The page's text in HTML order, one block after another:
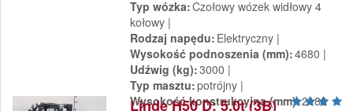
Typ wózka Czołowy wózek widłowy 4
kołowy
Rodzaj napędu Elektryczny
Wysokość podnoszenia (mm) 4680
Udźwig (kg) 3000
Typ masztu potrójny
Wysokość konstrukcyjna (mm) 2180
Linde H50 D: 5,0t (3B)